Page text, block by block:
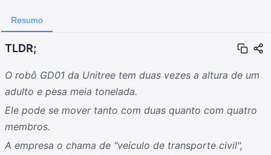
Resumo
TLDR;
O robô GD01 da Unitree tem duas vezes a altura de um
adulto e pesa meia tonelada.
Ele pode se mover tanto com duas quanto com quatro
membros.
A empresa o chama de "veículo de transporte civil",